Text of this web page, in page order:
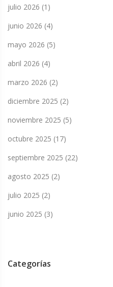
julio 2026 (1)
junio 2026 (4)
mayo 2026 (5)
abril 2026 (4)
marzo 2026 (2)
diciembre 2025 (2)
noviembre 2025 (5)
octubre 2025 (17)
septiembre 2025 (22)
agosto 2025 (2)
julio 2025 (2)
junio 2025 (3)
Categorías